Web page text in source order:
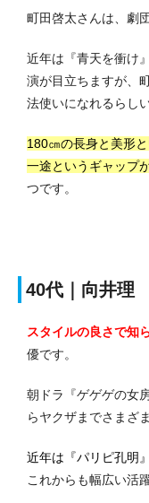
町田啓太さんは、劇
近年は『青天を衝け
演が目立ちますが、
法使いになれるらし
180㎝の長身と美形
一途というギャップ
つです。
40代｜向井理
スタイルの良さで知
優です。
朝ドラ『ゲゲゲの女
らヤクザまでさまざ
近年は『パリピ孔明
これからも幅広い活